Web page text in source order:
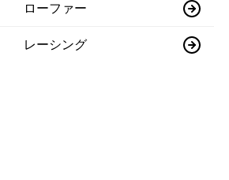
ローファー
レーシング